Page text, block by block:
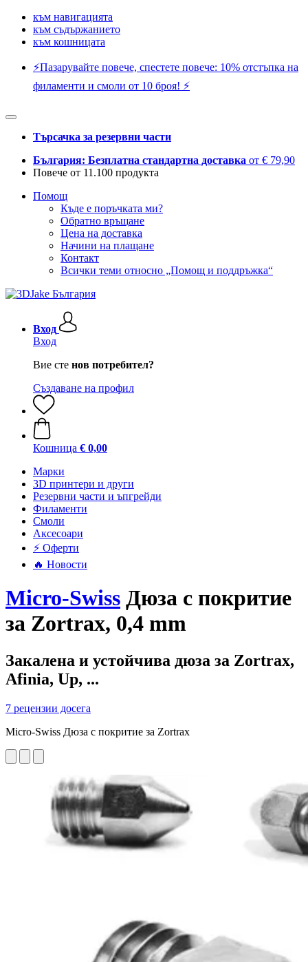
към навигацията
към съдържанието
към кошницата
⚡️Пазарувайте повече, спестете повече: 10% отстъпка на
филаменти и смоли от 10 броя! ⚡️
Търсачка за резервни части
България: Безплатна стандартна доставка от € 79,90
Повече от 11.100 продукта
Помощ
Къде е поръчката ми?
Обратно връщане
Цена на доставка
Начини на плащане
Контакт
Всички теми относно „Помощ и поддръжка“
Вход
Вход
Вие сте нов потребител?
Създаване на профил
Кошница € 0,00
Mарки
3D принтери и други
Резервни части и ъпгрейди
Филаменти
Смоли
Аксесоари
⚡ Оферти
🔥 Новости
Micro-Swiss Дюза с покритие
за Zortrax, 0,4 mm
Закалена и устойчива дюза за Zortrax,
Afinia, Up, ...
7 рецензии досега
Micro-Swiss Дюза с покритие за Zortrax